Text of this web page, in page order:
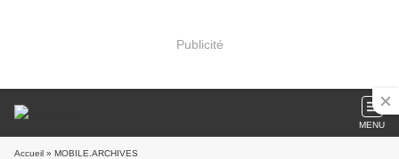
Publicité
MENU
Accueil » MOBILE.ARCHIVES